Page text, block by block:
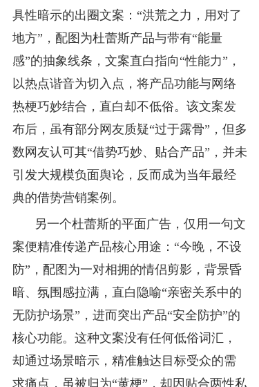
具性暗示的出圈文案：“洪荒之力，用对了
地方”，配图为杜蕾斯产品与带有“能量
感”的抽象线条，文案直白指向“性能力”，
以热点谐音为切入点，将产品功能与网络
热梗巧妙结合，直白却不低俗。该文案发
布后，虽有部分网友质疑“过于露骨”，但多
数网友认可其“借势巧妙、贴合产品”，并未
引发大规模负面舆论，反而成为当年最经
典的借势营销案例。
另一个杜蕾斯的平面广告，仅用一句文
案便精准传递产品核心用途：“今晚，不设
防”，配图为一对相拥的情侣剪影，背景昏
暗、氛围感拉满，直白隐喻“亲密关系中的
无防护场景”，进而突出产品“安全防护”的
核心功能。这种文案没有任何低俗词汇，
却通过场景暗示，精准触达目标受众的需
求痛点，虽被归为“黄梗”，却因贴合两性私